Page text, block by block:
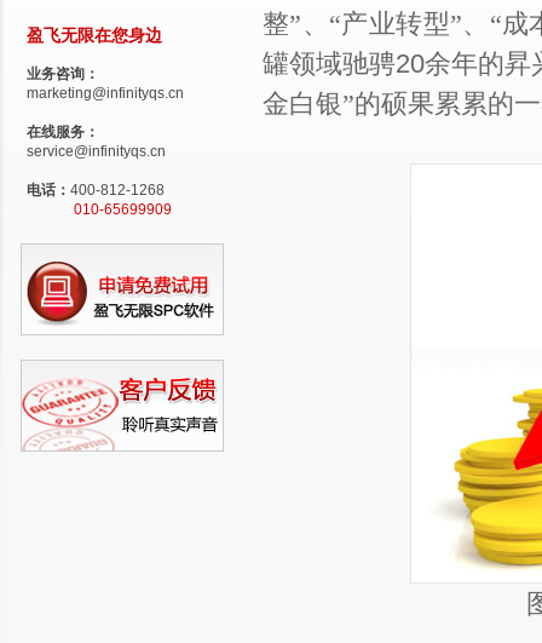
盈飞无限在您身边
业务咨询：
marketing@infinityqs.cn
在线服务：
service@infinityqs.cn
电话： 400-812-1268
010-65699909
整”、 “产业转型”、 “成
罐领域驰骋20余年的
金白银”的硕果累累的